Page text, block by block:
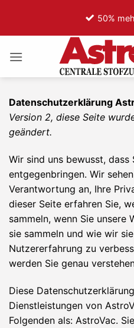
springen
75%
Datenschutzerklärung
Version 2, diese Seite
geändert.
Wir sind uns bewusst, dass
entgegenbringen. Wir
Verantwortung an, Ihre
dieser Seite erfahren Sie,
sammeln, wenn Sie unsere
sie sammeln und wie wir
Nutzererfahrung zu
werden Sie genau
Diese
Dienstleistungen von
Folgenden als: AstroVac.